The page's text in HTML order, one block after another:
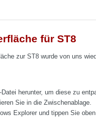
für ST8
zur ST8 wurde von uns
herunter, um diese zu
Sie in die Zwischenablage.
Explorer und tippen Sie oben